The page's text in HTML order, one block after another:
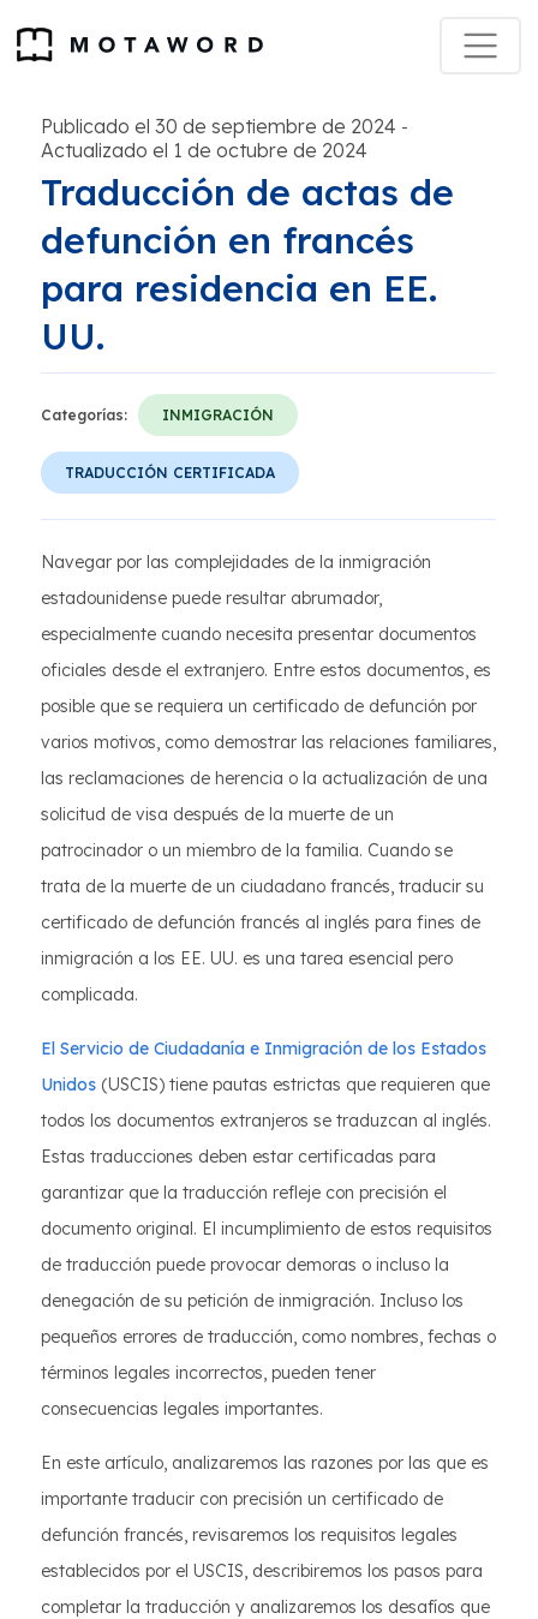
Publicado el 30 de septiembre de 2024 -
Actualizado el 1 de octubre de 2024
Traducción de actas de
defunción en francés
para residencia en EE.
UU.
Categorías: INMIGRACIÓN
TRADUCCIÓN CERTIFICADA
Navegar por las complejidades de la inmigración
estadounidense puede resultar abrumador,
especialmente cuando necesita presentar documentos
oficiales desde el extranjero. Entre estos documentos, es
posible que se requiera un certificado de defunción por
varios motivos, como demostrar las relaciones familiares,
las reclamaciones de herencia o la actualización de una
solicitud de visa después de la muerte de un
patrocinador o un miembro de la familia. Cuando se
trata de la muerte de un ciudadano francés, traducir su
certificado de defunción francés al inglés para fines de
inmigración a los EE. UU. es una tarea esencial pero
complicada.
El Servicio de Ciudadanía e Inmigración de los Estados
Unidos (USCIS) tiene pautas estrictas que requieren que
todos los documentos extranjeros se traduzcan al inglés.
Estas traducciones deben estar certificadas para
garantizar que la traducción refleje con precisión el
documento original. El incumplimiento de estos requisitos
de traducción puede provocar demoras o incluso la
denegación de su petición de inmigración. Incluso los
pequeños errores de traducción, como nombres, fechas o
términos legales incorrectos, pueden tener
consecuencias legales importantes.
En este artículo, analizaremos las razones por las que es
importante traducir con precisión un certificado de
defunción francés, revisaremos los requisitos legales
establecidos por el USCIS, describiremos los pasos para
completar la traducción y analizaremos los desafíos que